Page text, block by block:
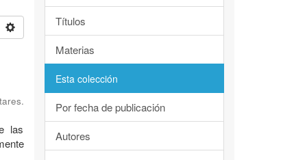
las
Títulos
Materias
Esta colección
Por fecha de publicación
Autores